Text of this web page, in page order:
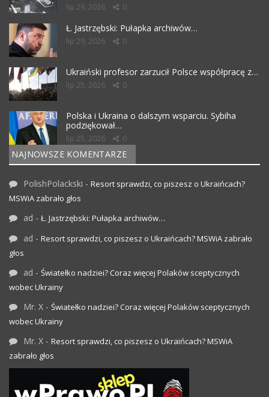
lip 29, 2026 0
Ł. Jastrzębski: Pułapka archiwów…
lip 29, 2026 0
Ukraiński profesor zarzucił Polsce współpracę z…
lip 25, 2026 0
Polska i Ukraina o dalszym wsparciu. Sybiha
podziękował…
lip 25, 2026 0
NAJNOWSZE KOMENTARZE
PolishPolackski - Resort sprawdzi, co piszesz o Ukraińcach?
MSWiA zabrało głos
ad - Ł. Jastrzębski: Pułapka archiwów…
ad - Resort sprawdzi, co piszesz o Ukraińcach? MSWiA zabrało
głos
ad - Światełko nadziei? Coraz więcej Polaków sceptycznych
wobec Ukrainy
Mr. X - Światełko nadziei? Coraz więcej Polaków sceptycznych
wobec Ukrainy
Mr. X - Resort sprawdzi, co piszesz o Ukraińcach? MSWiA
zabrało głos